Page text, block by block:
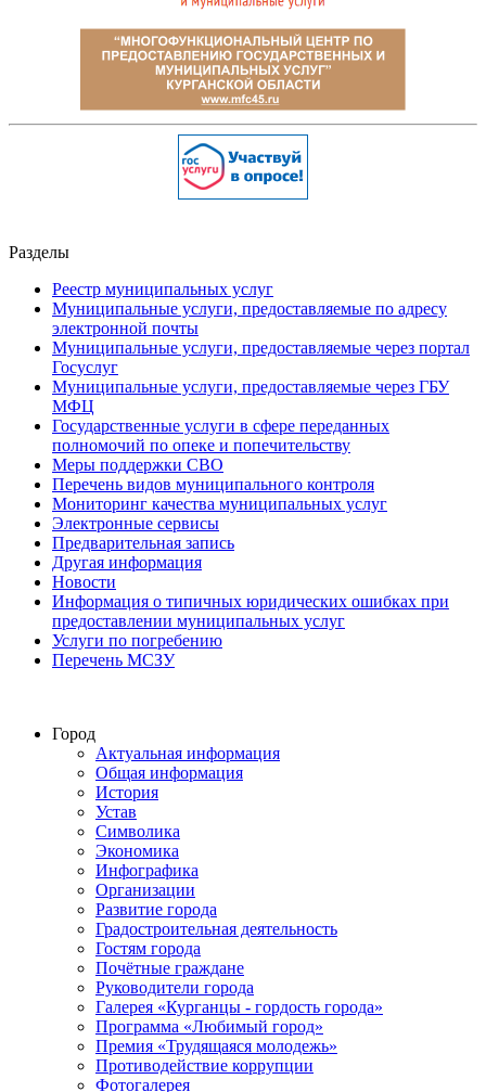
Разделы
Реестр муниципальных услуг
Муниципальные услуги, предоставляемые по адресу
электронной почты
Муниципальные услуги, предоставляемые через портал
Госуслуг
Муниципальные услуги, предоставляемые через ГБУ
МФЦ
Государственные услуги в сфере переданных
полномочий по опеке и попечительству
Меры поддержки СВО
Перечень видов муниципального контроля
Мониторинг качества муниципальных услуг
Электронные сервисы
Предварительная запись
Другая информация
Новости
Информация о типичных юридических ошибках при
предоставлении муниципальных услуг
Услуги по погребению
Перечень МСЗУ
Город
Актуальная информация
Общая информация
История
Устав
Символика
Экономика
Инфографика
Организации
Развитие города
Градостроительная деятельность
Гостям города
Почётные граждане
Руководители города
Галерея «Курганцы - гордость города»
Программа «Любимый город»
Премия «Трудящаяся молодежь»
Противодействие коррупции
Фотогалерея